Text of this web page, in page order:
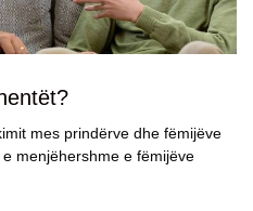
mes prindërve dhe fëmijëve
menjëhershme e fëmijëve